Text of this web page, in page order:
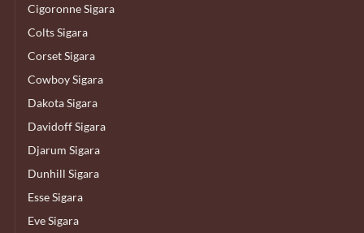
Cigoronne Sigara
Colts Sigara
Corset Sigara
Cowboy Sigara
Dakota Sigara
Davidoff Sigara
Djarum Sigara
Dunhill Sigara
Esse Sigara
Eve Sigara